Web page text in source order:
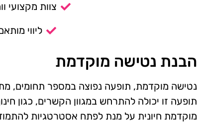
צוות מקצועי
ליווי
הבנת נטישה מוקדמת
נטישה מוקדמת, תופעה נפוצה במספר תחומים,
תופעה זו יכולה להתרחש במגוון הקשרים, כגון
מוקדמת חיונית על מנת לפתח אסטרטגיות